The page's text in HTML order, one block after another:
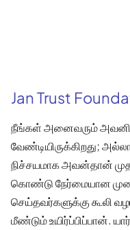
Jan Trust
நீங்கள் அனைவரும்
வேண்டியிருக்கிறது;
நிச்சயமாக அவன்தான்
கொண்டு நேர்மையான
செய்தவர்களுக்கு கூலி
மீண்டும் உயிர்ப்பிப்பான்.